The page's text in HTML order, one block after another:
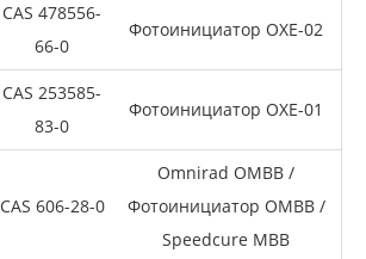
CAS 478556-
66-0
Фотоинициатор OXE-02
CAS 253585-
83-0
Фотоинициатор OXE-01
CAS 606-28-0
Omnirad OMBB /
Фотоинициатор OMBB /
Speedcure MBB